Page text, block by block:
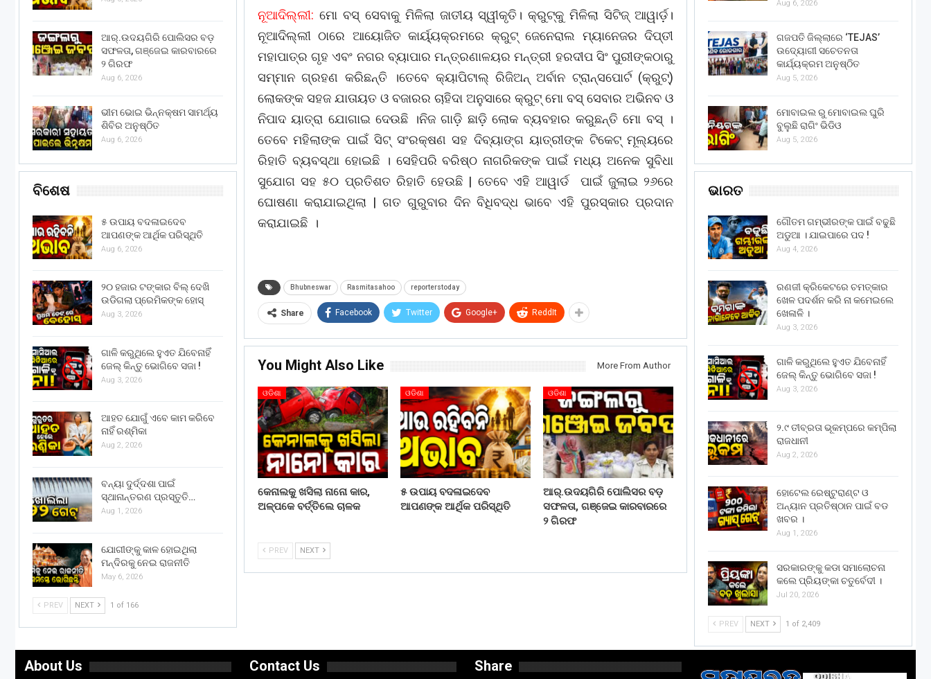
ନୂଆଦିଲ୍ଲୀ: ମୋ ବସ୍ ସେବାକୁ ମିଳିଲା ଜାତୀୟ ସ୍ୱୀକୃତି। କ୍ରୁଟ୍‌କୁ ମିଳିଲା ସିଟିଜ୍ ଆୱାର୍ଡ଼।
ନୂଆଦିଲ୍ଲୀ ଠାରେ ଆୟୋଜିତ କାର୍ୟ୍ୟକ୍ରମରେ କ୍ରୁଟ୍ ଜେନେରାଲ ମ୍ୟାନେଜର ଦିପ୍ତୀ
ମହାପାତ୍ର ଗୃହ ଏବଂ ନଗର ବ୍ୟାପାର ମନ୍ତ୍ରଣାଳୟର ମନ୍ତ୍ରୀ ହରଦୀପ ସିଂ ପୁରୀଙ୍କଠାରୁ
ସମ୍ମାନ ଗ୍ରହଣ କରିଛନ୍ତି ।ତେବେ କ୍ୟାପିଟାଲ୍ ରିଜିଅନ୍ ଅର୍ବାନ ଟ୍ରାନ୍ସପୋର୍ଟ (କ୍ରୁଟ୍‌)
ଲୋକଙ୍କ ସହଜ ଯାତାୟତ ଓ ବଜାରର ଚାହିଦା ଅନୁସାରେ କ୍ରୁଟ୍ ମୋ ବସ୍ ସେବାର ଅଭିନବ ଓ
ନିପାଦ ୟାତ୍ରା ଯୋଗାଇ ଦେଉଛି ।ନିଜ ଗାଡ଼ି ଛାଡ଼ି ଲୋକ ବ୍ୟବହାର କରୁଛନ୍ତି ମୋ ବସ୍ ।
ତେବେ ମହିଲାଙ୍କ ପାଇଁ ସିଟ୍ ସଂରକ୍ଷଣ ସହ ଦିବ୍ୟାଙ୍ଗ ୟାତ୍ରୀଙ୍କ ଟିକେଟ୍ ମୂଲ୍ୟରେ
ରିହାତି ବ୍ୟବସ୍ଥା ହୋଇଛି । ସେହିପରି ବରିଷ୍ଠ ନାଗରିକଙ୍କ ପାଇଁ ମଧ୍ୟ ଅନେକ ସୁବିଧା
ସୁଯୋଗ ସହ ୫୦ ପ୍ରତିଶତ ରିହାତି ହେଉଛି | ତେବେ ଏହି ଆୱାର୍ଡ ପାଇଁ ଜୁଲାଇ ୨୬ରେ
ଘୋଷଣା କରାଯାଇଥିଲା | ଗତ ଗୁରୁବାର ଦିନ ବିଧିବଦ୍ଧ ଭାବେ ଏହି ପୁରସ୍କାର ପ୍ରଦାନ
କରାଯାଇଛି ।
Bhubneswar Rasmitasahoo reporterstoday
Share Facebook Twitter Google+ ReddIt
You Might Also Like More From Author
ଓଡିଶା
କେନାଲକୁ ଖସିଲା ନାନୋ କାର,
ଅଳ୍ପକେ ବର୍ତ୍ତିଲେ ଚାଳକ
ଓଡିଶା
୫ ଉପାୟ ବଦଳାଇଦେବ
ଆପଣଙ୍କ ଆର୍ଥିକ ପରିସ୍ଥିତି
ଓଡିଶା
ଆର୍.ଉଦୟଗିରି ପୋଲିସର ବଡ଼
ସଫଳତା, ଗଞ୍ଜେଇ କାରବାରରେ
୨ ଗିରଫ
PREV NEXT
Aug 6, 2026
ଗଜପତି ଜିଲ୍ଲାରେ ‘TEJAS’
ଉଦ୍ୟୋଗୀ ସଚେତନତା
କାର୍ଯ୍ୟକ୍ରମ ଅନୁଷ୍ଠିତ
Aug 5, 2026
ମୋବାଇଲ ରୁ ମୋବାଇଲ ଘୁରି
ବୁଲୁଛି ରାଗିଂ ଭିଡିଓ
Aug 5, 2026
ଭାରତ
ଗୌତମ ଗମ୍ଭୀରଙ୍କ ପାଇଁ ବଢୁଛି
ଅଡୁଆ । ଯାଇପାରେ ପଦ !
Aug 4, 2026
ରଣଜୀ କ୍ରିକେଟରେ ଚମତ୍କାର
ଖେଳ ପଦର୍ଶନ କରି ନା କମେଇଲେ
ଖେଳାଳି ।
Aug 3, 2026
ଗାଳି କରୁଥିଲେ ହୁଏତ ଯିବେନାହିଁ
ଜେଲ୍ କିନ୍ତୁ ଭୋଗିବେ ସଜା !
Aug 3, 2026
୨.୯ ତୀବ୍ରତା ଭୂକମ୍ପରେ କମ୍ପିଲା
ରାଜଧାନୀ
Aug 2, 2026
ହୋଟେଲ ରେଷ୍ଟୁରାଣ୍ଟ ଓ
ଅନ୍ୟାନ ପ୍ରତିଷ୍ଠାନ ପାଇଁ ବଡ
ଖବର ।
Aug 1, 2026
ସରକାରଙ୍କୁ କଡା ସମାଲୋଚନା
କଲେ ପ୍ରିୟଙ୍କା ଚତୁର୍ବେଦୀ ।
Jul 20, 2026
PREV NEXT 1 of 2,409
ଆର୍.ଉଦୟଗିରି ପୋଲିସର ବଡ଼
ସଫଳତା, ଗଞ୍ଜେଇ କାରବାରରେ
୨ ଗିରଫ
Aug 6, 2026
ଭୀମ ଭୋଇ ଭିନ୍ନକ୍ଷମ ସାମର୍ଥ୍ୟ
ଶିବିର ଅନୁଷ୍ଠିତ
Aug 6, 2026
ବିଶେଷ
୫ ଉପାୟ ବଦଳାଇଦେବ
ଆପଣଙ୍କ ଆର୍ଥିକ ପରିସ୍ଥିତି
Aug 6, 2026
୨୦ ହଜାର ଟଙ୍କାର ବିଲ୍ ଦେଖି
ଉଡିଗଲା ପ୍ରେମିକଙ୍କ ହୋସ୍
Aug 3, 2026
ଗାଳି କରୁଥିଲେ ହୁଏତ ଯିବେନାହିଁ
ଜେଲ୍ କିନ୍ତୁ ଭୋଗିବେ ସଜା !
Aug 3, 2026
ଆହତ ଯୋଗୁଁ ଏବେ କାମ କରିବେ
ନାହିଁ ରଶ୍ମିକା
Aug 2, 2026
ବନ୍ୟା ଦୁର୍ଦ୍ଦଶା ପାଇଁ
ସ୍ଥାନାନ୍ତରଣ ପ୍ରସ୍ତୁତି…
Aug 1, 2026
ଯୋଗୀଙ୍କୁ କାଳ ହୋଇଥିଲା
ମନ୍ଦିରକୁ ନେଇ ରାଜନୀତି
May 6, 2026
PREV NEXT 1 of 166
About Us Contact Us Share